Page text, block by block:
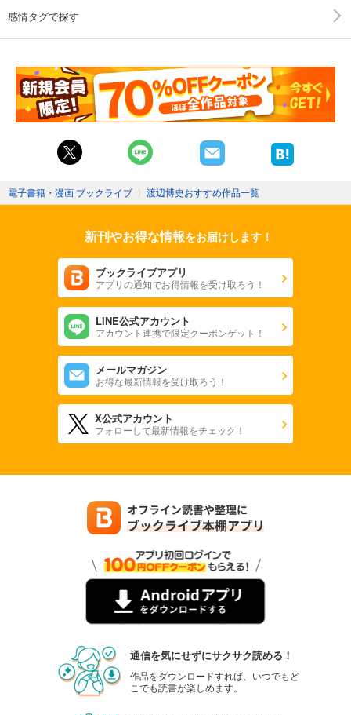
感情タグで探す
電子書籍・漫画 ブックライブ 〉 渡辺博史おすすめ作品一覧
新刊やお得な情報をお届けします！
ブックライブアプリ
アプリの通知でお得情報を受け取ろう！
LINE公式アカウント
アカウント連携で限定クーポンゲット！
メールマガジン
お得な最新情報を受け取ろう！
X公式アカウント
フォローして最新情報をチェック！
通信を気にせずにサクサク読める！
作品をダウンロードすれば、いつでもど
こでも読書が楽しめます。